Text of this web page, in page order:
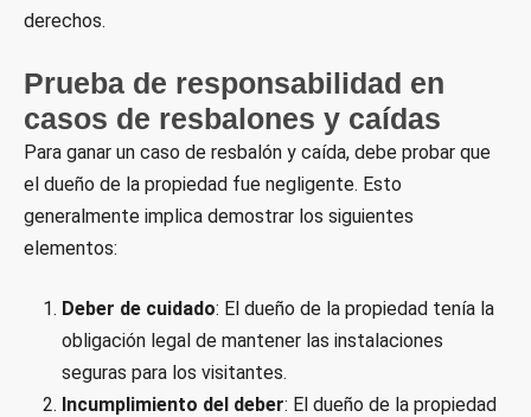
derechos.
Prueba de responsabilidad en
casos de resbalones y caídas
Para ganar un caso de resbalón y caída, debe probar que
el dueño de la propiedad fue negligente. Esto
generalmente implica demostrar los siguientes
elementos:
Deber de cuidado: El dueño de la propiedad tenía la
obligación legal de mantener las instalaciones
seguras para los visitantes.
Incumplimiento del deber: El dueño de la propiedad